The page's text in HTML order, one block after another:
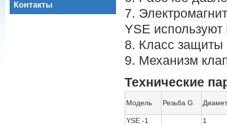
Контакты
7.
YSE используют
8. Класс защиты
9. Механизм
Технические
Модель Резьба G
YSE -1
1